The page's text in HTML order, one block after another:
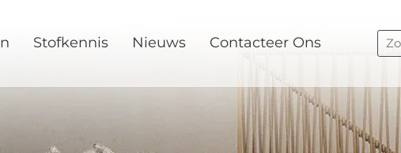
Stofkennis Nieuws Contacteer Ons